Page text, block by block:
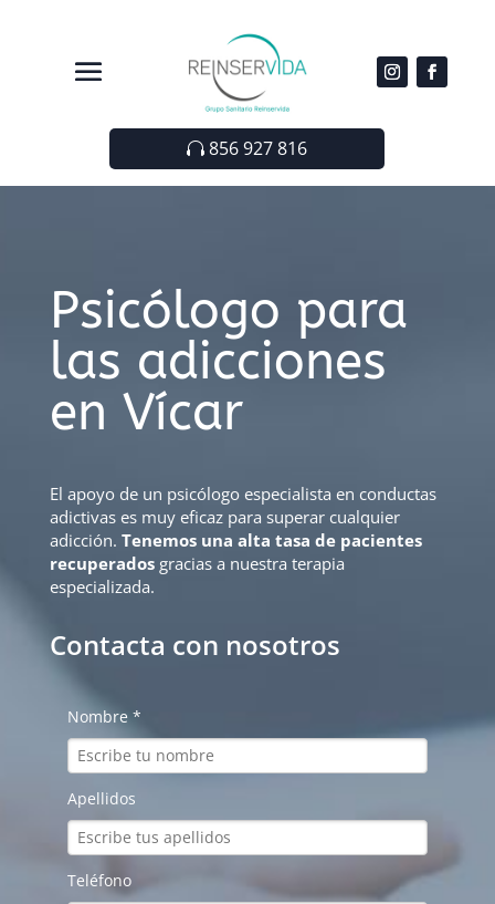
856 927 816
Psicólogo para
las adicciones
en Vícar
El apoyo de un psicólogo especialista en conductas
adictivas es muy eficaz para superar cualquier
adicción. Tenemos una alta tasa de pacientes
recuperadosgracias a nuestra terapia
especializada.
Contacta con nosotros